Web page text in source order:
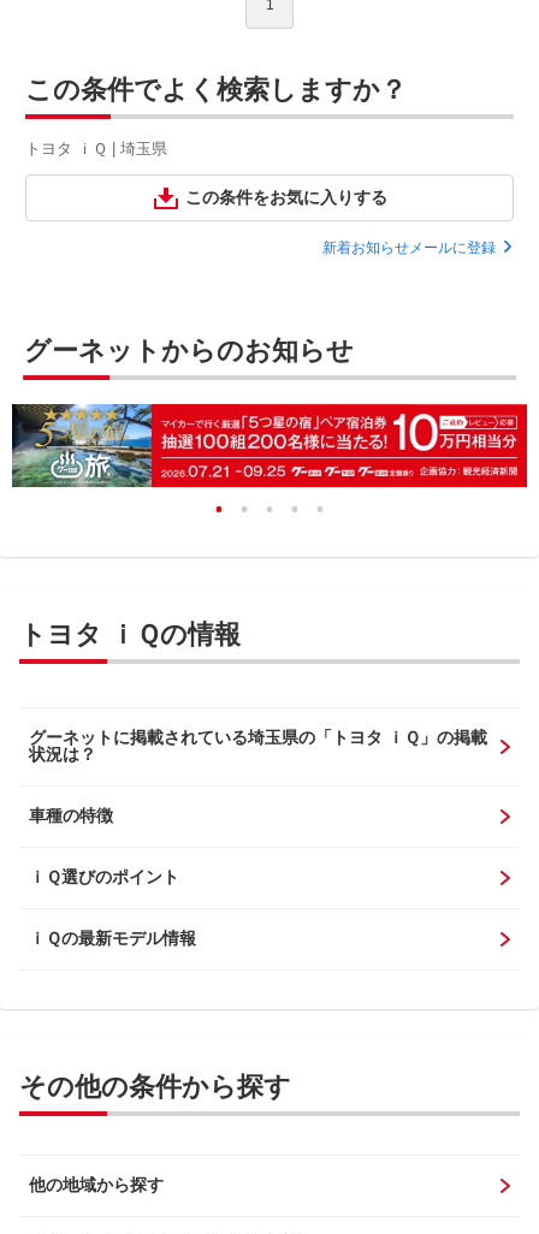
1
この条件でよく検索しますか？
トヨタ ｉＱ | 埼玉県
この条件をお気に入りする
新着お知らせメールに登録
グーネットからのお知らせ
トヨタ ｉＱの情報
グーネットに掲載されている埼玉県の「トヨタ ｉＱ」の掲載
状況は？
車種の特徴
ｉＱ選びのポイント
ｉＱの最新モデル情報
その他の条件から探す
他の地域から探す